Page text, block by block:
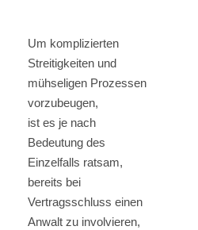
Um komplizierten
Streitigkeiten und
mühseligen Prozessen
vorzubeugen,
ist es je nach
Bedeutung des
Einzelfalls ratsam,
bereits bei
Vertragsschluss einen
Anwalt zu involvieren,